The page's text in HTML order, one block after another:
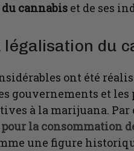
cannabis et de ses
du
ont été
gouvernements et
à la marijuana. Par
la consommation
une figure